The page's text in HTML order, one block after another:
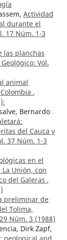
Actividad
durante el
17 Núm. 1-3
las planchas
Vol.
animal
,
Bernardo
del Cauca y
37 Núm. 1-3
en el
Unión, con
del Galeras ,
preliminar de
Tolima,
Núm. 3 (1988)
Dirk Zapf,